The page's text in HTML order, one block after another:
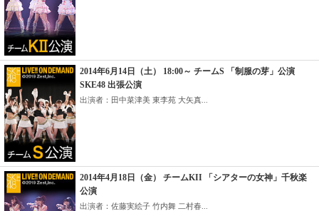
2014年6月14日（土） 18:00～ チームS 「制服の芽」公演
SKE48 出張公演
出演者：田中菜津美 東李苑 大矢真...
2014年4月18日（金） チームKII 「シアターの女神」千秋楽
公演
出演者：佐藤実絵子 竹内舞 二村春...